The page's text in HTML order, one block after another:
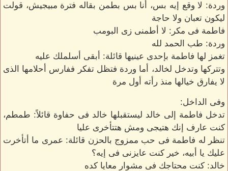
وردة: لا وقع إيه بس، أنا بس بطمن بقاله فترة مبيجيش، قولت
ليكون تعبان ولا حاجة
فاطمة فى مكر: لا أطمنى زى البومب
وردة: طب الحمد لله
تغمز لها فاطمة بإحدى عينيها قائلة: أبقى أسلملك عليه
وتتركها وتدخل لخالد، أما وردة فتظل تفكر ففارس أحلامها الذى
لا يفارق خيالها منذ رأته أول مرة
وفى الداخل:
تدخل فاطمة إلى خالد ليستقبلها خالد فى حفاوة قائلاً: طمطم،
كنت عارف إنك هتيجى ومش هتتأخرى عليا
تنظر له فاطمة فى حب ممزوج بالحزن قائلة: عمرى ما أتأخرت
عليك يا أبيه، خير كنت عايزنى فى إيه؟
خالد: كنت محتاجك فى مشوار معايا كده